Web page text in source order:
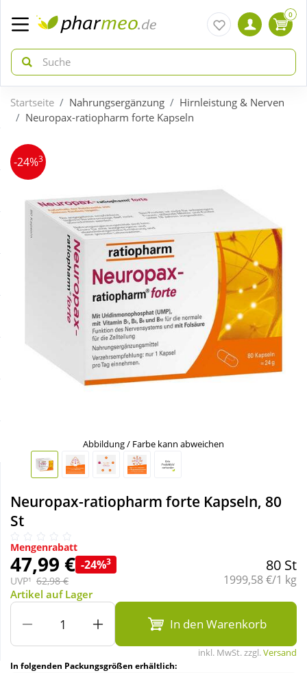
zurück
ÜBERSICHT AKTIONEN
Gratis dazu
Schnäppchen
Täglich gut versorgt
zurück
ÜBERSICHT KATEGORIEN
Bio & Genuss
Körperpflege & Kosmetik
Liebe & Erotik
Nahrungsergänzung
Sanitätshaus
Sport & Fitness
Wellness
0
Startseite Nahrungsergänzung
Hirnleistung & Nerven
Neuropax-ratiopharm forte Kapseln
-24%3
Abbildung / Farbe kann abweichen
Neuropax-ratiopharm forte Kapseln, 80
St
Mengenrabatt
47,99 € -24%3
UVP¹ 62,98 €
80 St
Grundpreis:
1999,58 €/1 kg
Artikel auf Lager
In den Warenkorb
inkl. MwSt. zzgl.Versand
In folgenden Packungsgrößen erhältlich: